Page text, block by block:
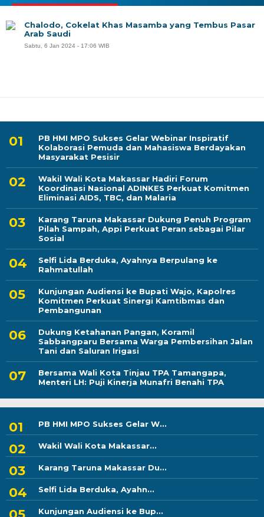
PB HMI MPO Sukses Gelar Webinar Inspiratif
Kolaborasi Pemuda dan Mahasiswa Berdayakan
Masyarakat Pesisir
Wakil Wali Kota Makassar Hadiri Forum
Koordinasi Nasional ADINKES Perkuat Komitmen
Eliminasi AIDS, TBC, dan Malaria
Karang Taruna Makassar Dukung Penuh Program
Pilah Sampah, Appi Perkuat Peran sebagai Pilar
Sosial
Selfi Lida Berduka, Ayahnya Berpulang ke
Rahmatullah
Kunjungan Audiensi ke Bupati Wajo, Kapolres
Komitmen Perkuat Sinergi Kamtibmas dan
Pembangunan
Dukung Ketahanan Pangan, Koramil
Sabbangparu Bersama Warga Pembersihan Jalan
Tani dan Saluran Irigasi
Bersama Wali Kota Tinjau TPA Tamangapa,
Menteri LH: Puji Kinerja Munafri Benahi TPA
PB HMI MPO Sukses Gelar W...
Wakil Wali Kota Makassar...
Karang Taruna Makassar Du...
Selfi Lida Berduka, Ayahn...
Kunjungan Audiensi ke Bup...
Chalodo, Cokelat Khas Masamba yang Tembus Pasar
Arab Saudi
Sabtu, 6 Jan 2024 - 17:06 WIB